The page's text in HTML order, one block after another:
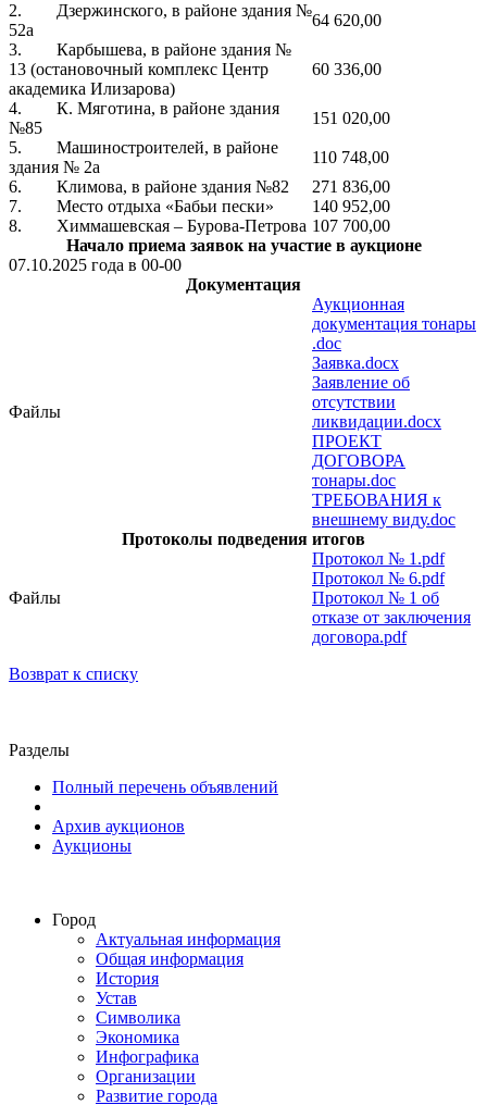
2. Дзержинского, в районе здания №
52а
64 620,00
3. Карбышева, в районе здания №
13 (остановочный комплекс Центр
академика Илизарова)
60 336,00
4. К. Мяготина, в районе здания
№85
151 020,00
5. Машиностроителей, в районе
здания № 2а
110 748,00
6. Климова, в районе здания №82
271 836,00
7. Место отдыха «Бабьи пески»
140 952,00
8. Химмашевская – Бурова-Петрова 107 700,00
Начало приема заявок на участие в аукционе
07.10.2025 года в 00-00
Документация
Файлы
Аукционная
документация тонары
.doc
Заявка.docx
Заявление об
отсутствии
ликвидации.docx
ПРОЕКТ
ДОГОВОРА
тонары.doc
ТРЕБОВАНИЯ к
внешнему виду.doc
Протоколы подведения итогов
Файлы
Протокол № 1.pdf
Протокол № 6.pdf
Протокол № 1 об
отказе от заключения
договора.pdf
Возврат к списку
Разделы
Полный перечень объявлений
Архив аукционов
Аукционы
Город
Актуальная информация
Общая информация
История
Устав
Символика
Экономика
Инфографика
Организации
Развитие города